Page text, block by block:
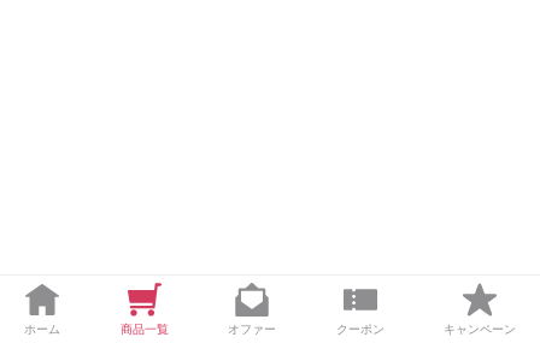
ホーム 商品一覧 オファー クーポン キャンペーン